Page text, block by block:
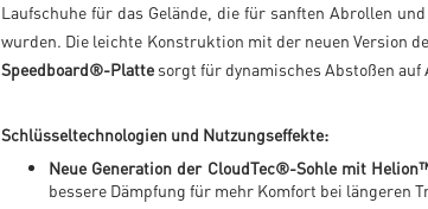
Laufschuhe für das Gelände, die für sanften Abrollen
wurden. Die leichte Konstruktion mit der neuen Version
Speedboard®-Platte sorgt für dynamisches Abstoßen
Schlüsseltechnologien und Nutzungseffekte:
Neue Generation der CloudTec®-Sohle mit
bessere Dämpfung für mehr Komfort bei längeren